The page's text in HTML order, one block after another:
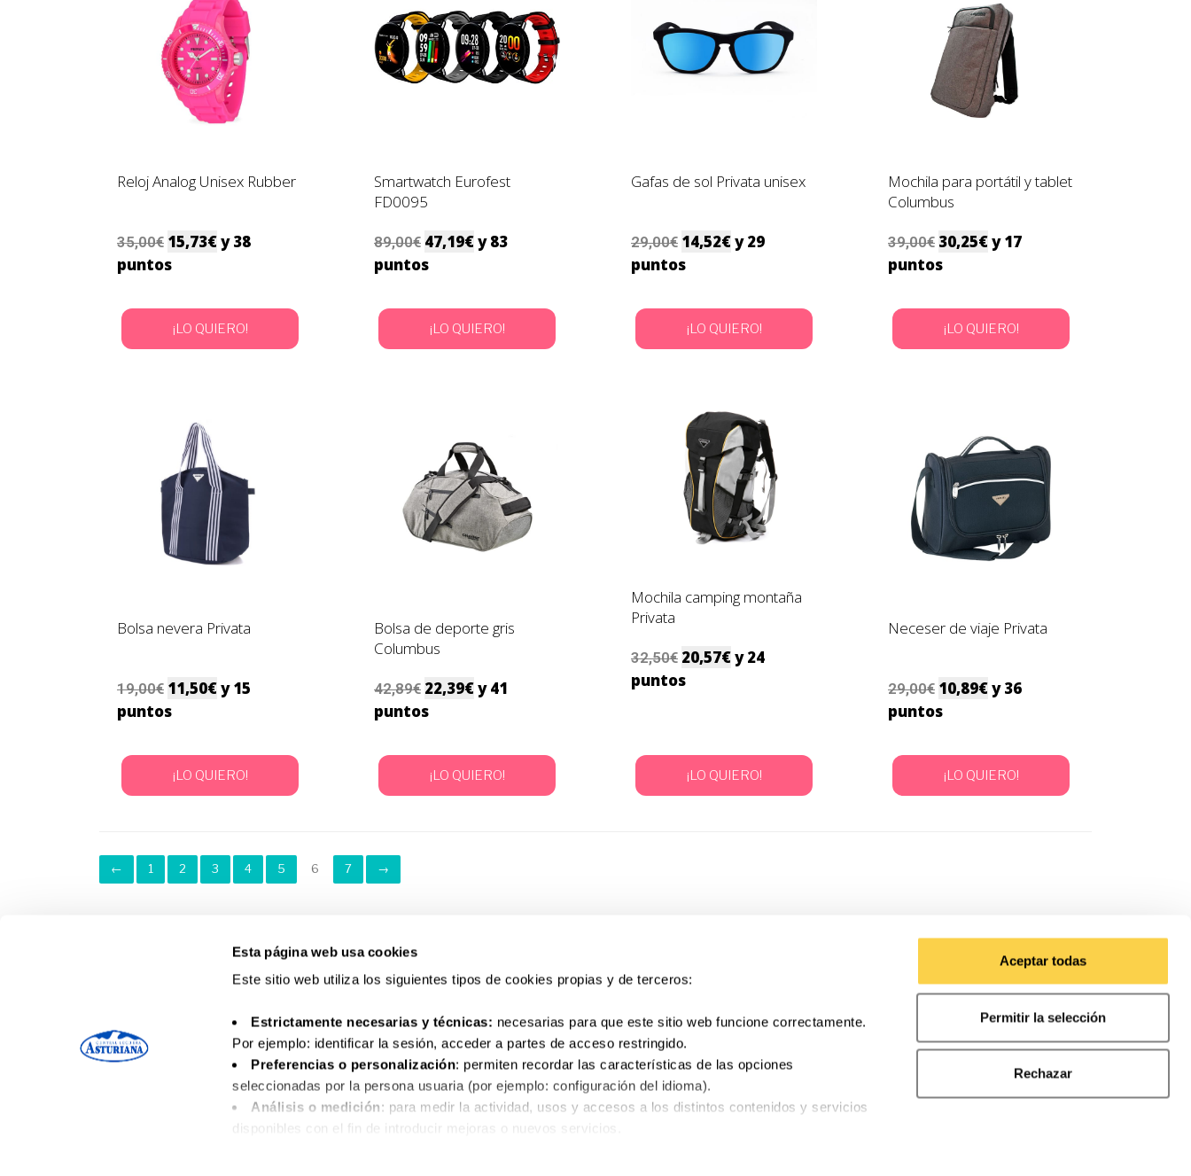
Esta página web usa cookies
Este sitio web utiliza los siguientes tipos de cookies propias y de terceros:
Estrictamente necesarias y técnicas: necesarias para que este sitio web funcione correctamente.
Por ejemplo: identificar la sesión, acceder a partes de acceso restringido.
Preferencias o personalización: permiten recordar las características de las opciones
seleccionadas por la persona usuaria (por ejemplo: configuración del idioma).
Análisis o medición: para medir la actividad, usos y accesos a los distintos contenidos y servicios
disponibles con el fin de introducir mejoras o nuevos servicios.
Aceptar todas
Permitir la selección
Rechazar
Reloj Analog Unisex Rubber
35,00€ 15,73€y 38
puntos
¡LO QUIERO!
Smartwatch Eurofest
FD0095
89,00€ 47,19€y 83
puntos
¡LO QUIERO!
Gafas de sol Privata unisex
29,00€ 14,52€y 29
puntos
¡LO QUIERO!
Mochila para portátil y tablet
Columbus
39,00€ 30,25€y 17
puntos
¡LO QUIERO!
Bolsa nevera Privata
19,00€ 11,50€y 15
puntos
¡LO QUIERO!
Bolsa de deporte gris
Columbus
42,89€ 22,39€y 41
puntos
¡LO QUIERO!
Mochila camping montaña
Privata
32,50€ 20,57€y 24
puntos
¡LO QUIERO!
Neceser de viaje Privata
29,00€ 10,89€y 36
puntos
¡LO QUIERO!
← 1 2 3 4 5 6 7 →
Contacto